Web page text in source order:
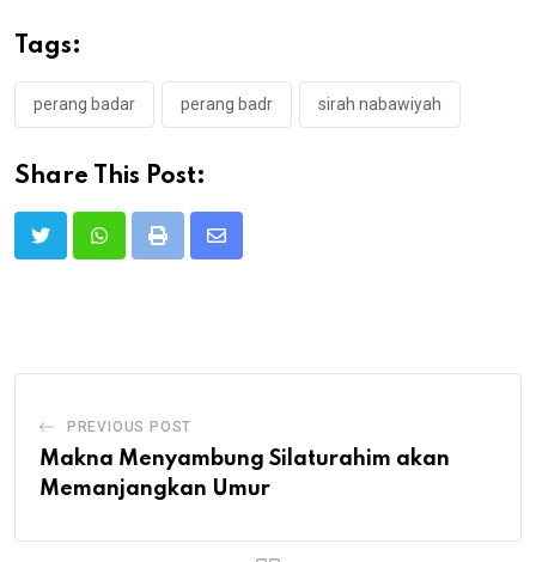
Tags:
perang badar perang badr sirah nabawiyah
Share This Post:
Print
Share
PREVIOUS POST
Makna Menyambung Silaturahim akan
Memanjangkan Umur